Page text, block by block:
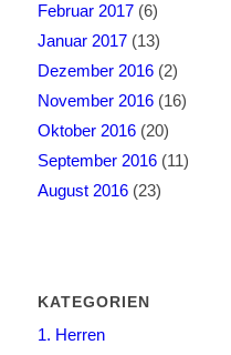
Februar 2017(6)
Januar 2017(13)
Dezember 2016(2)
November 2016(16)
Oktober 2016(20)
September 2016(11)
August 2016(23)
KATEGORIEN
1. Herren